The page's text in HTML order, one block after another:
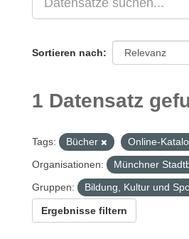
Sortieren nach
1 Datensatz
Tags: Bücher Online-
Organisationen:
Münchner
Gruppen:
Bildung, Kultur und
Ergebnisse filtern